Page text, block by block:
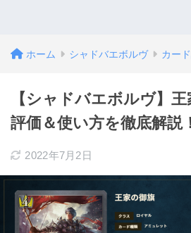
ホーム シャドバエボルヴ カー
【シャドバエボルヴ】
評価＆使い方を徹底解説！
2022年7月2日